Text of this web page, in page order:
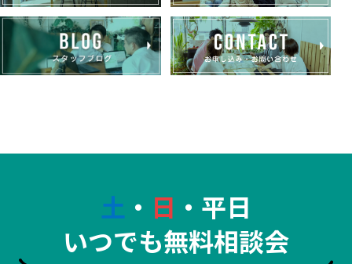
土 ・ 日 ・平日
いつでも無料相談会